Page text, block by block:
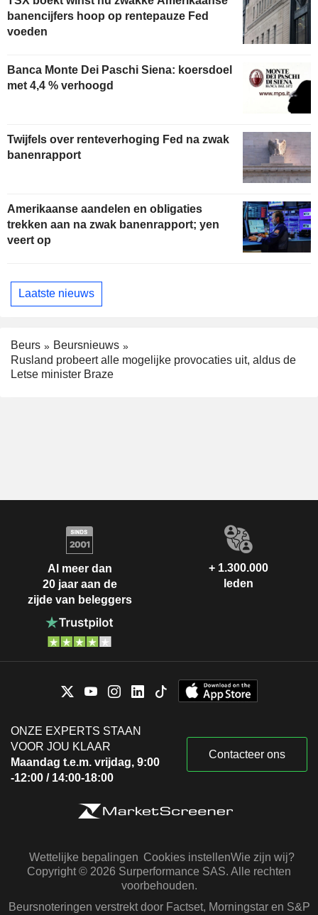
banencijfers hoop op rentepauze Fed
voeden
Banca Monte Dei Paschi Siena: koersdoel
met 4,4 % verhoogd
Twijfels over renteverhoging Fed na zwak
banenrapport
Amerikaanse aandelen en obligaties
trekken aan na zwak banenrapport; yen
veert op
Laatste nieuws
Beurs
Beursnieuws
Rusland probeert alle mogelijke provocaties uit, aldus de
Letse minister Braze
Al meer dan
20 jaar aan de
zijde van beleggers
+ 1.300.000
leden
ONZE EXPERTS STAAN
VOOR JOU KLAAR
Maandag t.e.m. vrijdag, 9:00
-12:00 / 14:00-18:00
Contacteer ons
Wettelijke bepalingen Cookies instellenWie zijn wij?
Copyright © 2026 Surperformance SAS. Alle rechten
voorbehouden.
Beursnoteringen verstrekt door Factset, Morningstar en S&P